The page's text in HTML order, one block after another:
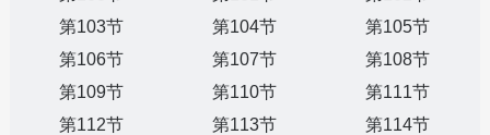
第103节
第104节
第105节
第106节
第107节
第108节
第109节
第110节
第111节
第112节
第113节
第114节